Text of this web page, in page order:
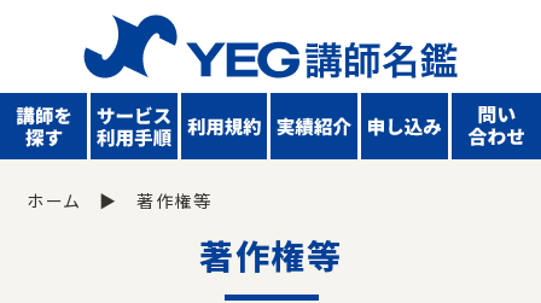
ホーム 著作権等
著作権等